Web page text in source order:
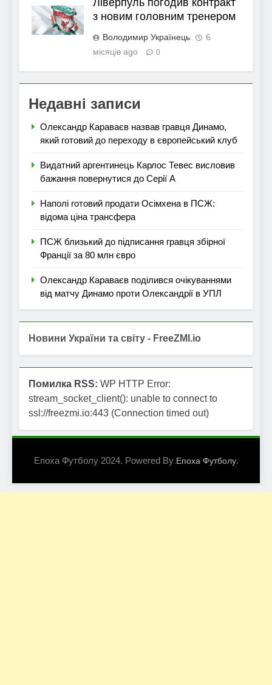
з новим головним тренером
Володимир Українець
6
місяців ago
0
Недавні записи
Олександр Караваєв назвав гравця Динамо,
який готовий до переходу в європейський клуб
Видатний аргентинець Карлос Тевес висловив
бажання повернутися до Серії А
Наполі готовий продати Осімхена в ПСЖ:
відома ціна трансфера
ПСЖ близький до підписання гравця збірної
Франції за 80 млн євро
Олександр Караваєв поділився очікуваннями
від матчу Динамо проти Олександрії в УПЛ
Новини України та світу - FreeZMI.io
Помилка RSS: WP HTTP Error:
stream_socket_client(): unable to connect to
ssl://freezmi.io:443 (Connection timed out)
Епоха Футболу 2024. Powered By Епоха Футболу.